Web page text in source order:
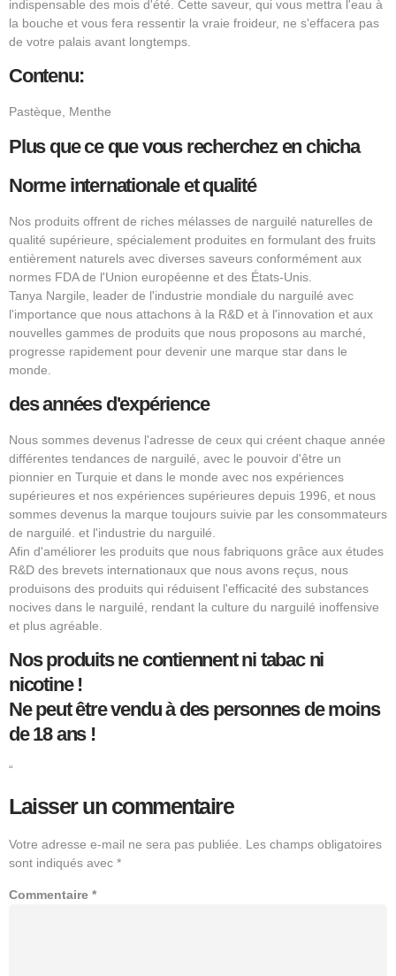
indispensable des mois d'été. Cette saveur, qui vous mettra l'eau à
la bouche et vous fera ressentir la vraie froideur, ne s'effacera pas
de votre palais avant longtemps.
Contenu:
Pastèque, Menthe
Plus que ce que vous recherchez en chicha
Norme internationale et qualité
Nos produits offrent de riches mélasses de narguilé naturelles de
qualité supérieure, spécialement produites en formulant des fruits
entièrement naturels avec diverses saveurs conformément aux
normes FDA de l'Union européenne et des États-Unis.
Tanya Nargile, leader de l'industrie mondiale du narguilé avec
l'importance que nous attachons à la R&D et à l'innovation et aux
nouvelles gammes de produits que nous proposons au marché,
progresse rapidement pour devenir une marque star dans le
monde.
des années d'expérience
Nous sommes devenus l'adresse de ceux qui créent chaque année
différentes tendances de narguilé, avec le pouvoir d'être un
pionnier en Turquie et dans le monde avec nos expériences
supérieures et nos expériences supérieures depuis 1996, et nous
sommes devenus la marque toujours suivie par les consommateurs
de narguilé. et l'industrie du narguilé.
Afin d'améliorer les produits que nous fabriquons grâce aux études
R&D des brevets internationaux que nous avons reçus, nous
produisons des produits qui réduisent l'efficacité des substances
nocives dans le narguilé, rendant la culture du narguilé inoffensive
et plus agréable.
Nos produits ne contiennent ni tabac ni
nicotine !
Ne peut être vendu à des personnes de moins
de 18 ans !
“
Laisser un commentaire
Votre adresse e-mail ne sera pas publiée.
Les champs obligatoires
sont indiqués avec *
Commentaire *